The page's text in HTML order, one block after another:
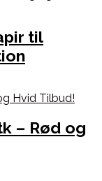
til
– Rød og